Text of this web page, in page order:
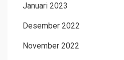
Januari 2023
Desember 2022
November 2022